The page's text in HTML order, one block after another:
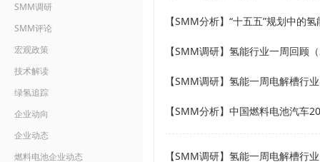
SMM调研
SMM评论
宏观政策
技术解读
绿氢追踪
企业动向
企业动态
燃料电池企业动态
【SMM调研】氢能行业一周回顾
【SMM调研】氢能一周电解槽行
【SMM分析】中国燃料电池汽车
【SMM调研】氢能一周电解槽行